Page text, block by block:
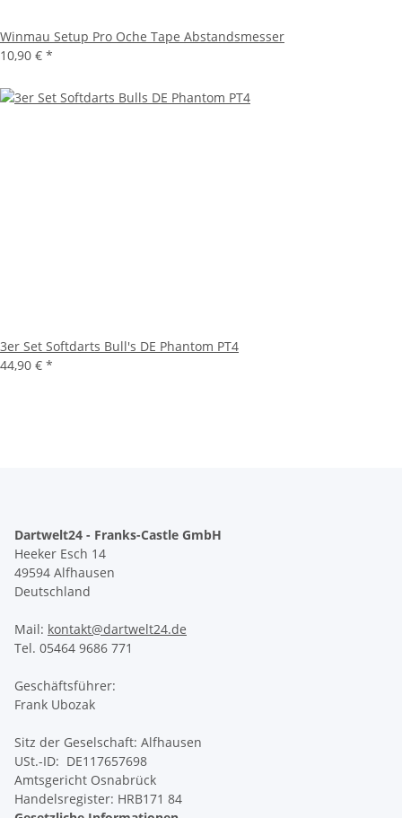
Winmau Setup Pro Oche Tape Abstandsmesser
10,90 € *
3er Set Softdarts Bull's DE Phantom PT4
44,90 € *
Dartwelt24 - Franks-Castle GmbH
Heeker Esch 14
49594 Alfhausen
Deutschland
Mail: kontakt@dartwelt24.de
Tel. 05464 9686 771
Geschäftsführer:
Frank Ubozak
Sitz der Geselschaft: Alfhausen
USt.-ID: DE117657698
Amtsgericht Osnabrück
Handelsregister: HRB171 84